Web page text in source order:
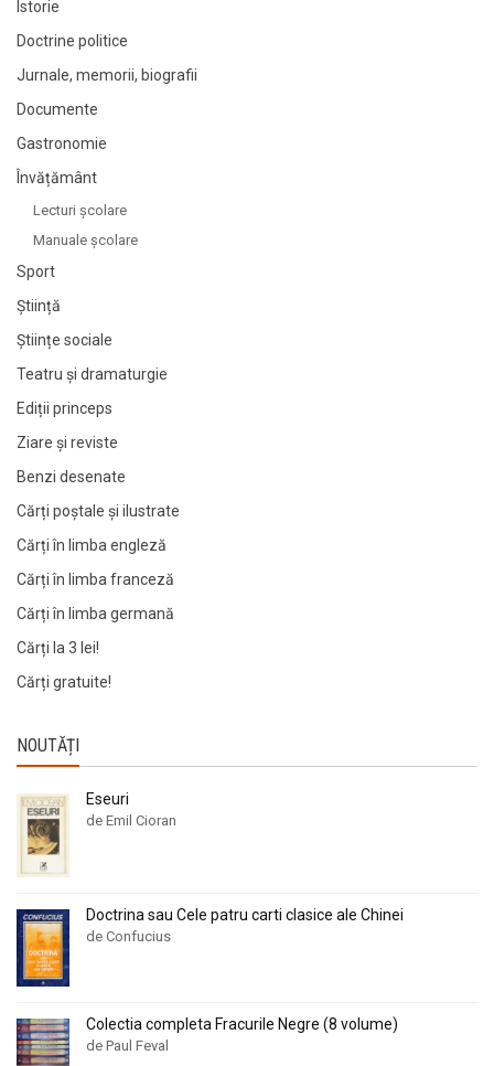
Istorie
Doctrine politice
Jurnale, memorii, biografii
Documente
Gastronomie
Învățământ
Lecturi şcolare
Manuale şcolare
Sport
Știință
Științe sociale
Teatru și dramaturgie
Ediții princeps
Ziare şi reviste
Benzi desenate
Cărți poștale și ilustrate
Cărți în limba engleză
Cărți în limba franceză
Cărți în limba germană
Cărți la 3 lei!
Cărți gratuite!
NOUTĂȚI
Eseuri
de Emil Cioran
Doctrina sau Cele patru carti clasice ale Chinei
de Confucius
Colectia completa Fracurile Negre (8 volume)
de Paul Feval